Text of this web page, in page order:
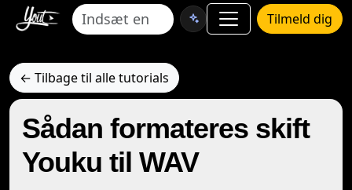
Tilmeld dig
← Tilbage til alle tutorials
Sådan formateres skift
Youku til WAV